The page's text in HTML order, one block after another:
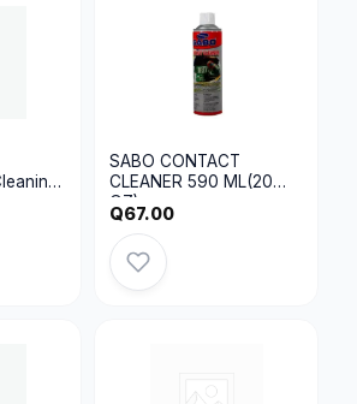
SABO CONTACT
CLEANER 590 ML(20
OZ)
Q67.00